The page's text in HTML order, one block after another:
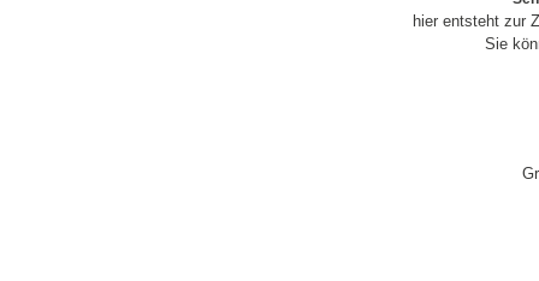
hier entsteht zur
Sie